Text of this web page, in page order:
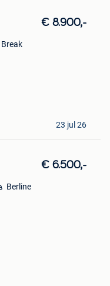
€ 8.900,-
Break
23 jul 26
€ 6.500,-
Berline